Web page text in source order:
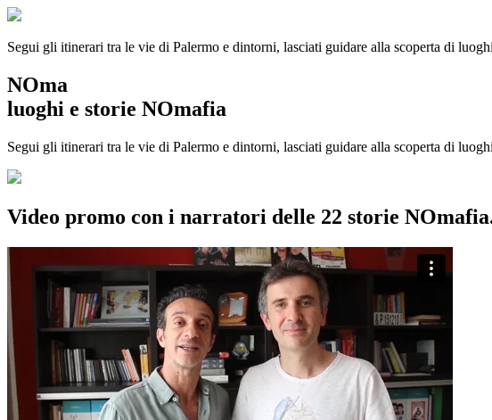
Segui gli itinerari tra le vie di Palermo e dintorni, lasciati guidare alla scoperta di
NOma
luoghi e storie NOmafia
Segui gli itinerari tra le vie di Palermo e dintorni, lasciati guidare alla scoperta di
Video promo con i narratori delle 22 storie